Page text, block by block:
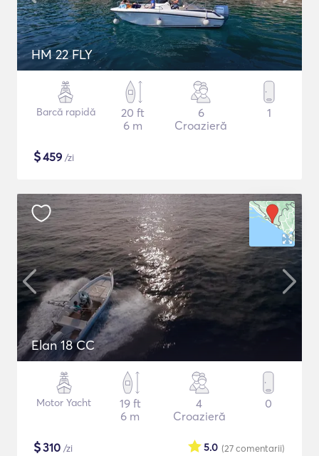
HM 22 FLY
Barcă rapidă
20 ft
6 m
6
Croazieră
1
$459 /zi
Elan 18 CC
Motor Yacht
19 ft
6 m
4
Croazieră
0
$310 /zi (27comentarii)
5.0